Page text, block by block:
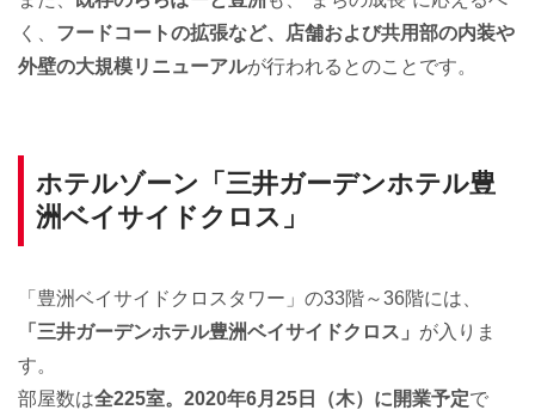
く、 フードコートの拡張など、店舗および共用部の内装や
外壁の大規模リニューアルが行われるとのことです。
ホテルゾーン「三井ガーデンホテル豊
洲ベイサイドクロス」
「豊洲ベイサイドクロスタワー」の33階～36階には、
「三井ガーデンホテル豊洲ベイサイドクロス」 が入りま
す。
部屋数は全225室。2020年6月25日（木）に開業予定で